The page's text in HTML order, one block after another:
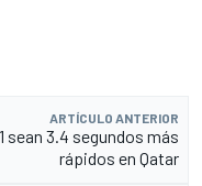
ARTÍCULO ANTERIOR
sean 3.4 segundos más
rápidos en Qatar